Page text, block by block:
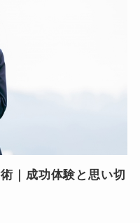
｜成功体験と思い切